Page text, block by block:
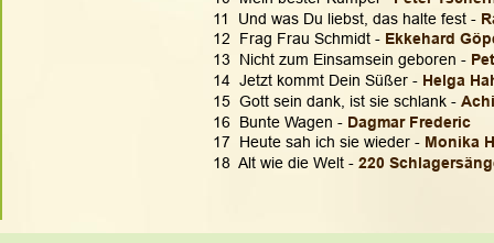
11  Und was Du liebst, das halte fest -
12  Frag Frau Schmidt - Ekkehard
13  Nicht zum Einsamsein geboren -
14  Jetzt kommt Dein Süßer - Helga
15  Gott sein dank, ist sie schlank -
16  Bunte Wagen - Dagmar Frederic
17  Heute sah ich sie wieder - Monika
18  Alt wie die Welt - 220